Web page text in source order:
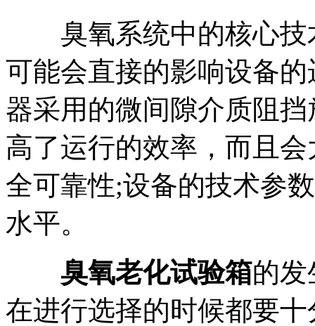
臭氧系统中的核心技
可能会直接的影响设备
器采用的微间隙介质阻
高了运行的效率，而且
全可靠性;设备的技术参
水平。
臭氧老化试验箱的
在进行选择的时候都要